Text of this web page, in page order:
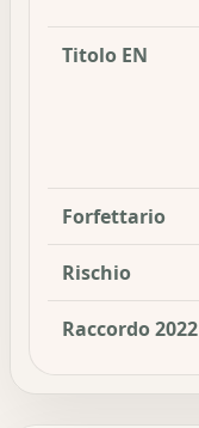
Titolo EN
Forfettario
Rischio
Raccordo 2022